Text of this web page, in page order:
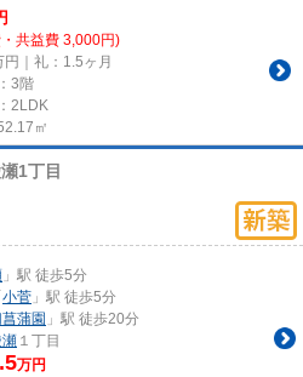
共益費 3,000円)
円｜礼：1.5ヶ月
3階
2LDK
㎡
1丁目
」駅 徒歩5分
小菅 」駅 徒歩5分
蒲園 」駅 徒歩20分
１丁目
万円